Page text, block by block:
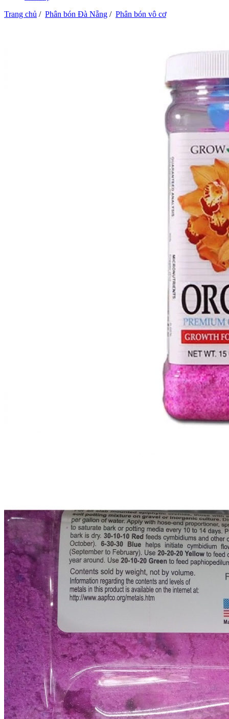
Trang chủ / Phân bón Đà Nẵng / Phân bón vô cơ